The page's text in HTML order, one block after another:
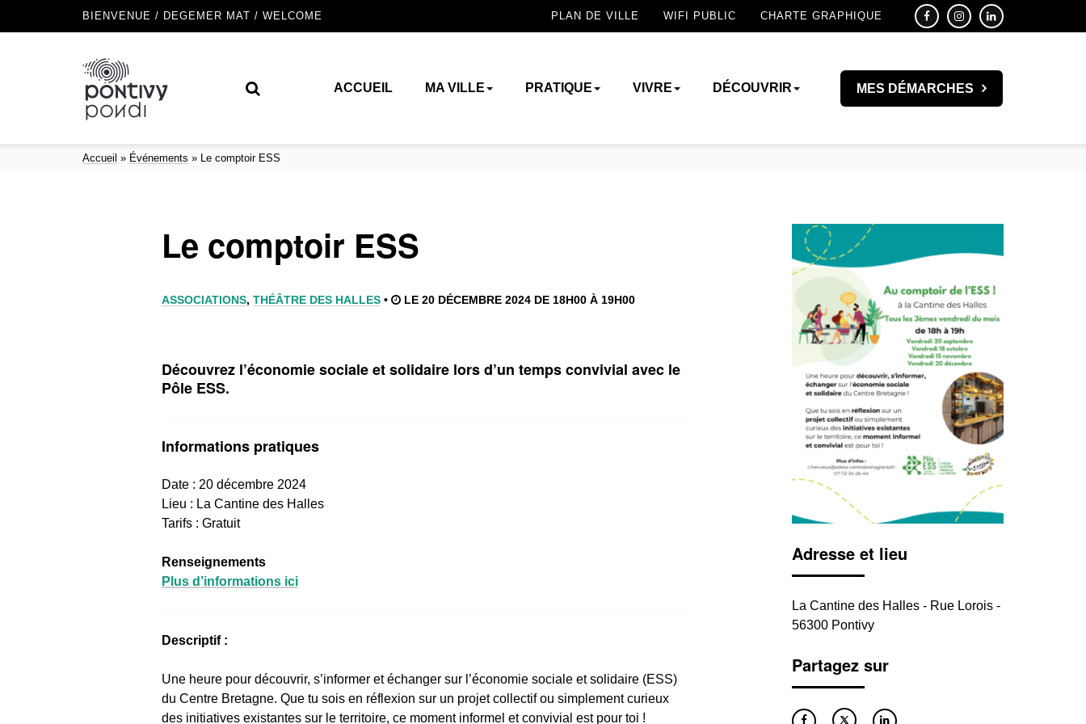
BIENVENUE / DEGEMER MAT / WELCOME PLAN DE VILLE WIFI PUBLIC CHARTE GRAPHIQUE
ACCUEIL MA VILLE PRATIQUE VIVRE DÉCOUVRIR MES DÉMARCHES
Accueil » Événements » Le comptoir ESS
Le comptoir ESS
ASSOCIATIONS, THÉÂTRE DES HALLES• LE 20 DÉCEMBRE 2024 DE 18H00 À 19H00
Découvrez l’économie sociale et solidaire lors d’un temps convivial avec le
Pôle ESS.
Informations pratiques
Date : 20 décembre 2024
Lieu : La Cantine des Halles
Tarifs : Gratuit
Renseignements
Plus d’informations ici
Descriptif :
Une heure pour découvrir, s’informer et échanger sur l’économie sociale et solidaire (ESS)
du Centre Bretagne. Que tu sois en réflexion sur un projet collectif ou simplement curieux
des initiatives existantes sur le territoire, ce moment informel et convivial est pour toi !
Adresse et lieu
La Cantine des Halles - Rue Lorois -
56300 Pontivy
Partagez sur